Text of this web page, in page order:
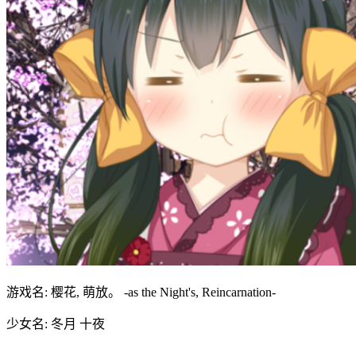
游戏名: 樱花, 萌放。 -as the Night's, Reincarnation-
少女名: 冬月 十夜